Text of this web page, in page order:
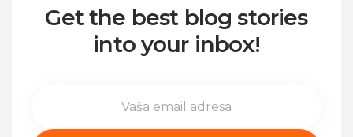
Get the best blog stories
into your inbox!